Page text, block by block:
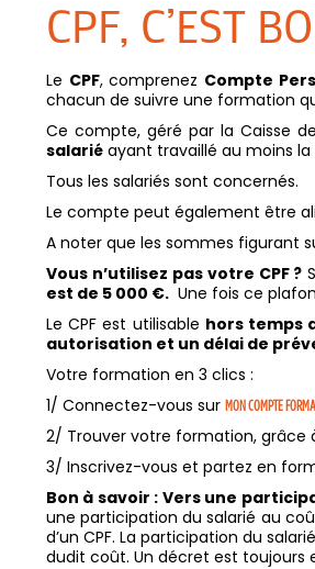
CPF, C’EST
Le CPF, comprenez Compte
chacun de suivre une formation
Ce compte, géré par la Caisse
salarié ayant travaillé au moins
Tous les salariés sont concernés.
Le compte peut également être
A noter que les sommes figurant
Vous n’utilisez pas votre CPF ?
est de 5 000 €. Une fois ce
Le CPF est utilisable hors temps
autorisation et un délai de
Votre formation en 3 clics :
1/ Connectez-vous sur MON COMPTE
2/ Trouver votre formation, grâce
3/ Inscrivez-vous et partez en
Bon à savoir : Vers une
une participation du salarié au
d’un CPF. La participation du
dudit coût. Un décret est toujours